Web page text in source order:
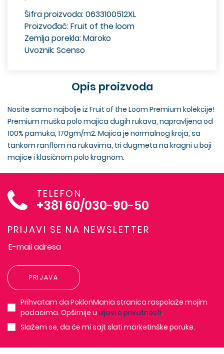
Šifra proizvoda: 0633100512XL
Proizvođač: Fruit of the loom
Zemlja porekla: Maroko
Uvoznik: Scenso
Opis proizvoda
Nosite samo najbolje iz Fruit of the Loom Premium kolekcije!
Premium muška polo majica dugih rukava, napravljena od
100% pamuka, 170gm/m2. Majica je normalnog kroja, sa
tankom ranflom na rukavima, tri dugmeta na kragni u boji
majice i klasičnom polo kragnom.
TELEFON
+381 60/030-90-50
PRIJAVI SE NA NEWSLETTER
PRIJAVA
Prihvatam da PoklonMania stranica raspolaže mojim
podacima. Opširnije u izjavi o privatnosti.
Slažem se, da će mi sajt slati marketinške poruke.